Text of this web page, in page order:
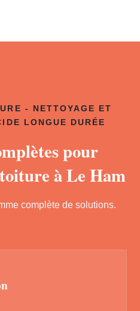
- NETTOYAGE ET
LONGUE DURÉE
pour
à Le Ham
complète de solutions.